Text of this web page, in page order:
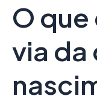
O que
via